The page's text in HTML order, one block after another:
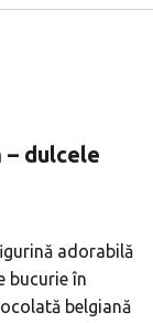
dulcele
adorabilă
bucurie în
belgiană